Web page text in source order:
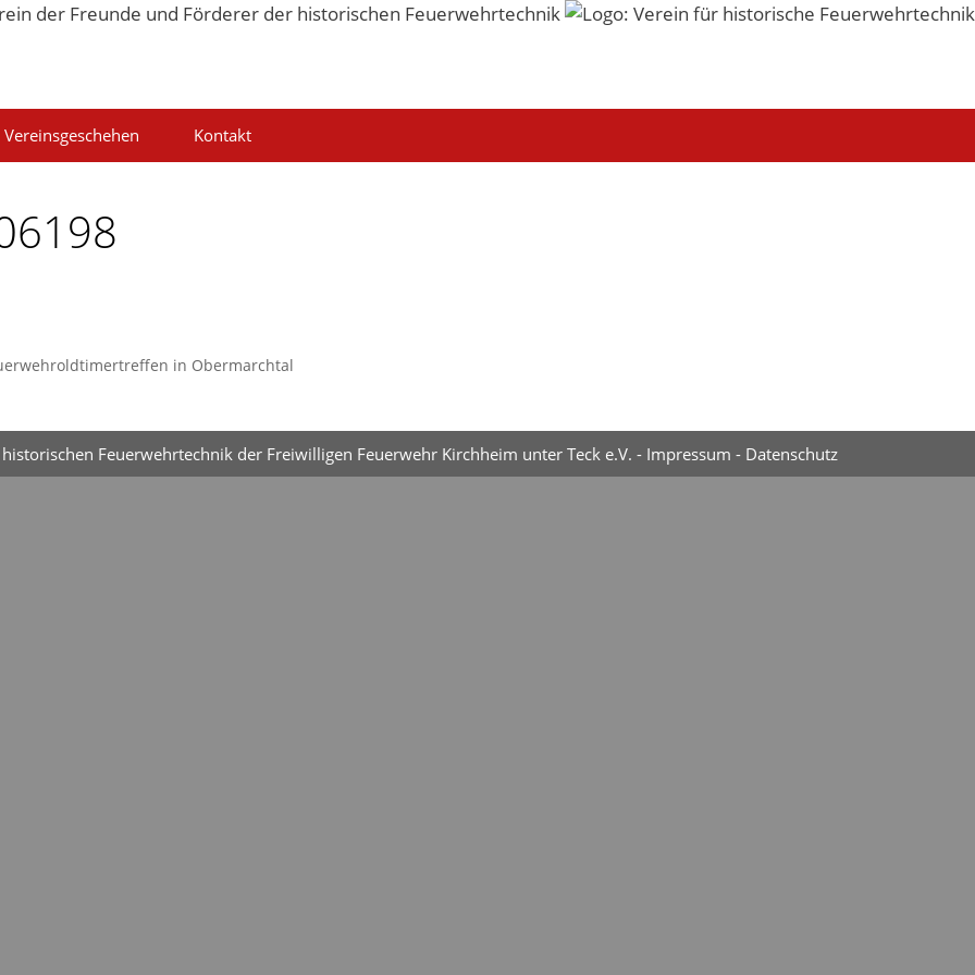
Vereinsgeschehen Kontakt
in Obermarchtal
Feuerwehrtechnik der Freiwilligen Feuerwehr Kirchheim unter Teck e.V. - Impressum - Datenschutz